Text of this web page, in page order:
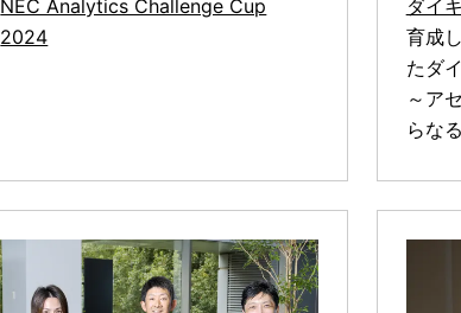
NEC Analytics Challenge Cup
2024
ダイ
育成
たダ
～ア
らな